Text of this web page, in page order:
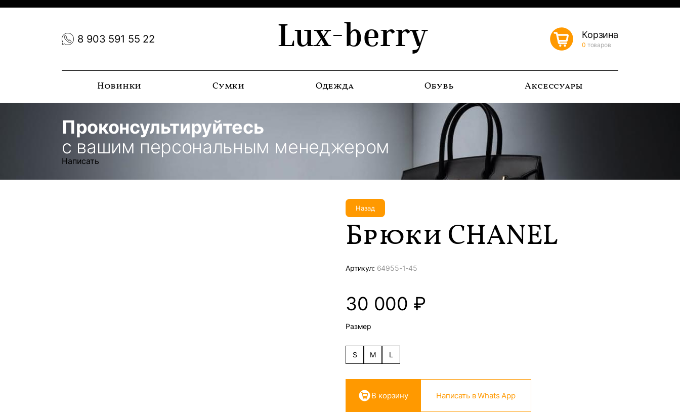
8 903 591 55 22 Lux-berry Корзина
0 товаров
Новинки Сумки Одежда Обувь Аксессуары
Проконсультируйтесь
с вашим персональным менеджером
Написать
Назад
Брюки CHANEL
Артикул: 64955-1-45
30 000 ₽
Размер
S M L
В корзину Написать в Whats App